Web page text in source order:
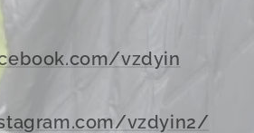
vzdyin
vzdyin2/